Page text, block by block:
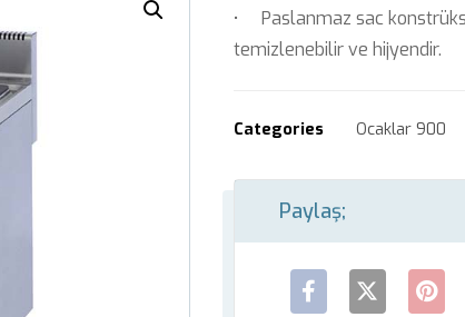
• Paslanmaz sac
temizlenebilir ve hijyendir.
Categories Ocaklar 900